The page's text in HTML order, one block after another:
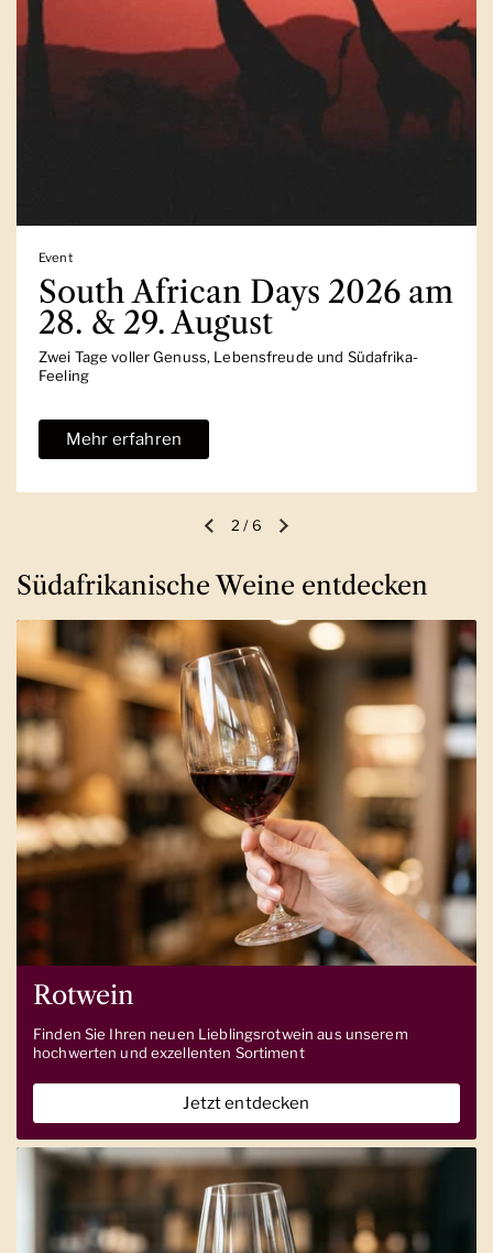
Event
South African Days 2026 am
28. & 29. August
Zwei Tage voller Genuss, Lebensfreude und Südafrika-
Feeling
Mehr erfahren
Vorherige FolieNächste Folie
2 /6
Südafrikanische Weine entdecken
Rotwein
Finden Sie Ihren neuen Lieblingsrotwein aus unserem
hochwerten und exzellenten Sortiment
Jetzt entdecken